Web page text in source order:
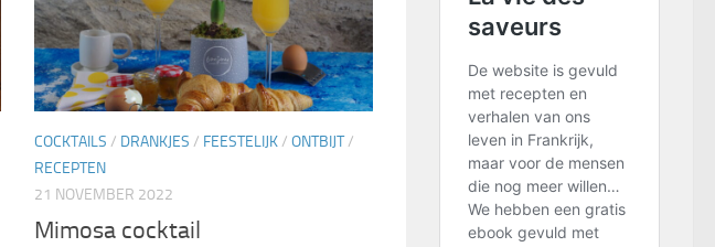
COCKTAILS / DRANKJES / FEESTELIJK/ ONTBIJT/
RECEPTEN
21 NOVEMBER 2022
Mimosa cocktail